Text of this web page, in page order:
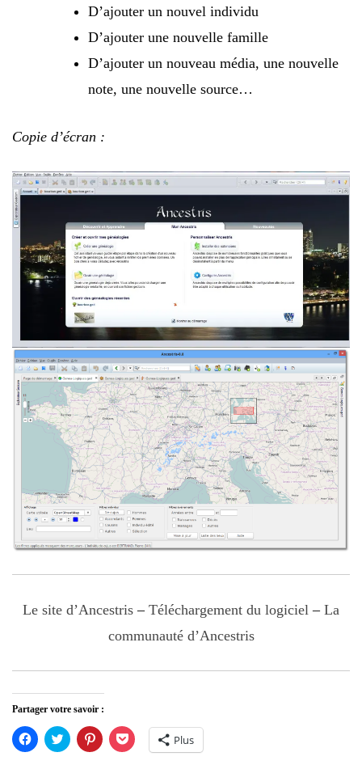
D’ajouter un nouvel individu
D’ajouter une nouvelle famille
D’ajouter un nouveau média, une nouvelle
note, une nouvelle source…
Copie d’écran :
Le site d’Ancestris – Téléchargement du logiciel – La
communauté d’Ancestris
Partager votre savoir :
Cliquez
pour
Cliquez
pour
Cliquez
pour
Cliquez
pour Plus